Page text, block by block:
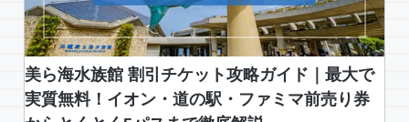
美ら海水族館 割引チケット攻略ガイド｜最大で
実質無料！イオン・道の駅・ファミマ前売り券